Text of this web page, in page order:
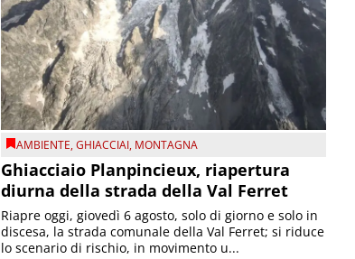
AMBIENTE,GHIACCIAI, MONTAGNA
Ghiacciaio Planpincieux, riapertura
diurna della strada della Val Ferret
Riapre oggi, giovedì 6 agosto, solo di giorno e solo in
discesa, la strada comunale della Val Ferret; si riduce
lo scenario di rischio, in movimento u...